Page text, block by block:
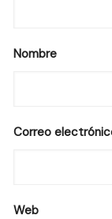
Nombre
Correo
Web